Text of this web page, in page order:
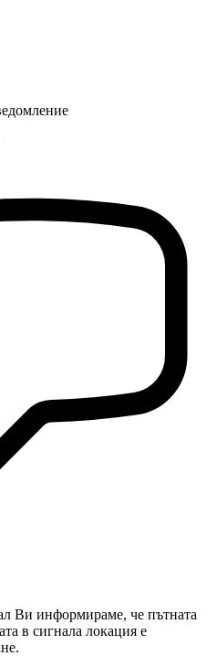
Ви информираме, че пътната
в сигнала локация е